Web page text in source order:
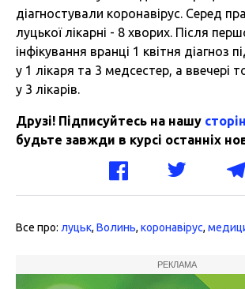
діагностували коронавірус. Серед
луцької лікарні - 8 хворих. Після
інфікування вранці 1 квітня діагноз
у 1 лікаря та 3 медсестер, а ввечері
у 3 лікарів.
Друзі! Підписуйтесь на нашу
будьте завжди в курсі останніх
Все про: луцьк, Волинь, коронавірус,
РЕКЛАМА